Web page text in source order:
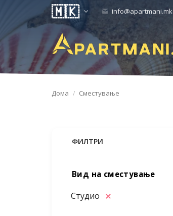
info@apartmani.mk
Дома Сместување
ФИЛТРИ
Вид на сместување
Студио